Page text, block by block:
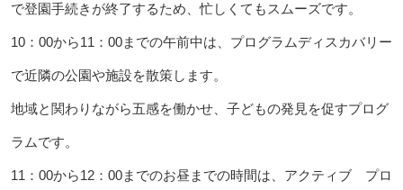
で登園手続きが終了するため、忙しくてもスムーズです。
10：00から11：00までの午前中は、プログラムディスカバリー
で近隣の公園や施設を散策します。
地域と関わりながら五感を働かせ、子どもの発見を促すプログ
ラムです。
11：00から12：00までのお昼までの時間は、アクティブ プロ